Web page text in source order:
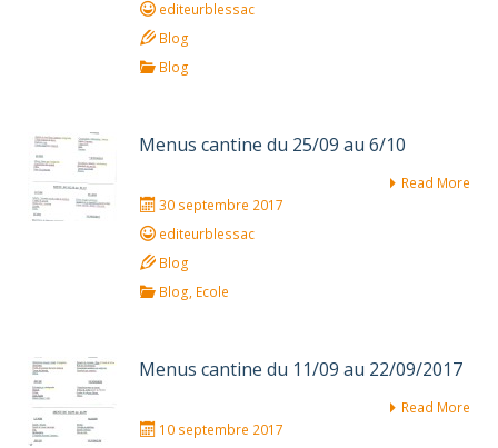
editeurblessac
Blog
Blog
Menus cantine du 25/09 au 6/10
Read More
30 septembre 2017
editeurblessac
Blog
Blog, Ecole
Menus cantine du 11/09 au 22/09/2017
Read More
10 septembre 2017